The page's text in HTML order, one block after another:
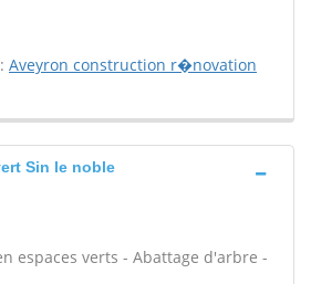
Aveyron construction r�novation
Sin le noble
espaces verts - Abattage d'arbre -